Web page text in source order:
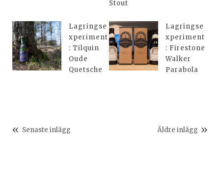
Stout
Lagringse
xperiment
: Tilquin
Oude
Quetsche
Lagringse
xperiment
: Firestone
Walker
Parabola
Senaste inlägg Äldre inlägg